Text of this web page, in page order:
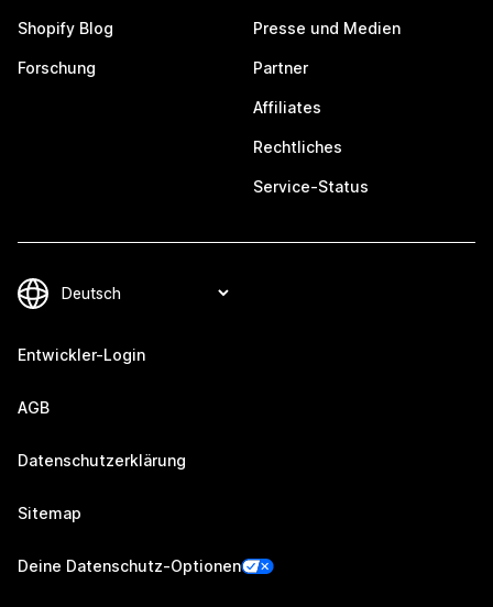
Shopify Blog
Forschung
Presse und Medien
Partner
Affiliates
Rechtliches
Service-Status
Entwickler-Login
AGB
Datenschutzerklärung
Sitemap
Deine Datenschutz-Optionen